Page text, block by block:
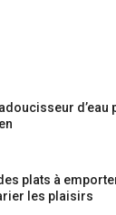
plats à
les plaisirs